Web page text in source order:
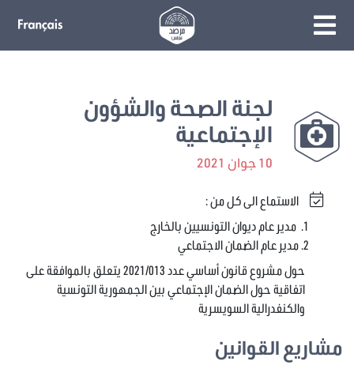
لجنة الصحة والشؤون
الإجتماعية
10 جوان 2021
الاستماع الى كل من :
مدير عام ديوان التونسيين بالخارج
مدير عام الضمان الاجتماعي
حول مشروع قانون أساسي عدد 2021/013 يتعلق بالموافقة على
اتفاقية حول الضمان الإجتماعي بين الجمهورية التونسية
والكنفدرالية السويسرية
مشاريع القوانين